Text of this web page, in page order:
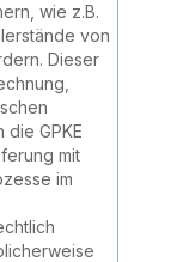
wie z.B.
von
Dieser
die GPKE
mit
im